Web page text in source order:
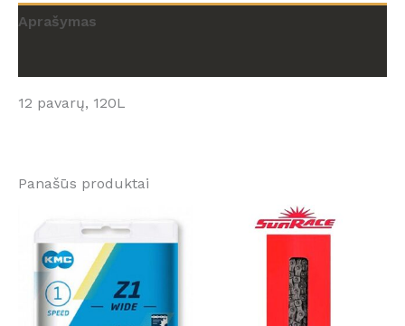
OE
12
120L
Aprašymas
12 pavarų, 120L
Panašūs produktai